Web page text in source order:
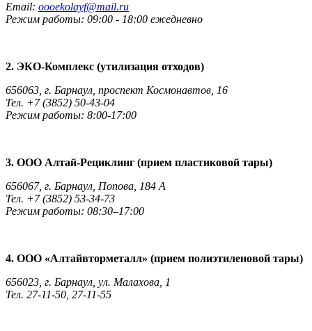
Email: oooekolayf@mail.ru
Режим работы: 09:00 - 18:00 ежедневно
2. ЭКО-Комплекс (утилизация отходов)
656063, г. Барнаул, проспект Космонавтов, 16
Тел. +7 (3852) 50-43-04
Режим работы: 8:00-17:00
3. ООО Алтай-Рециклинг (прием пластиковой тары)
656067, г. Барнаул, Попова, 184 А
Тел. +7 (3852) 53-34-73
Режим работы: 08:30–17:00
4. ООО «Алтайвторметалл» (прием полиэтиленовой тары)
656023, г. Барнаул, ул. Малахова, 1
Тел. 27-11-50, 27-11-55